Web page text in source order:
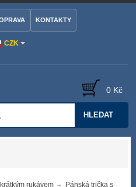
CZK
KONTAKTY
HLEDAT
0 Kč
rukávem
Pánská trička s